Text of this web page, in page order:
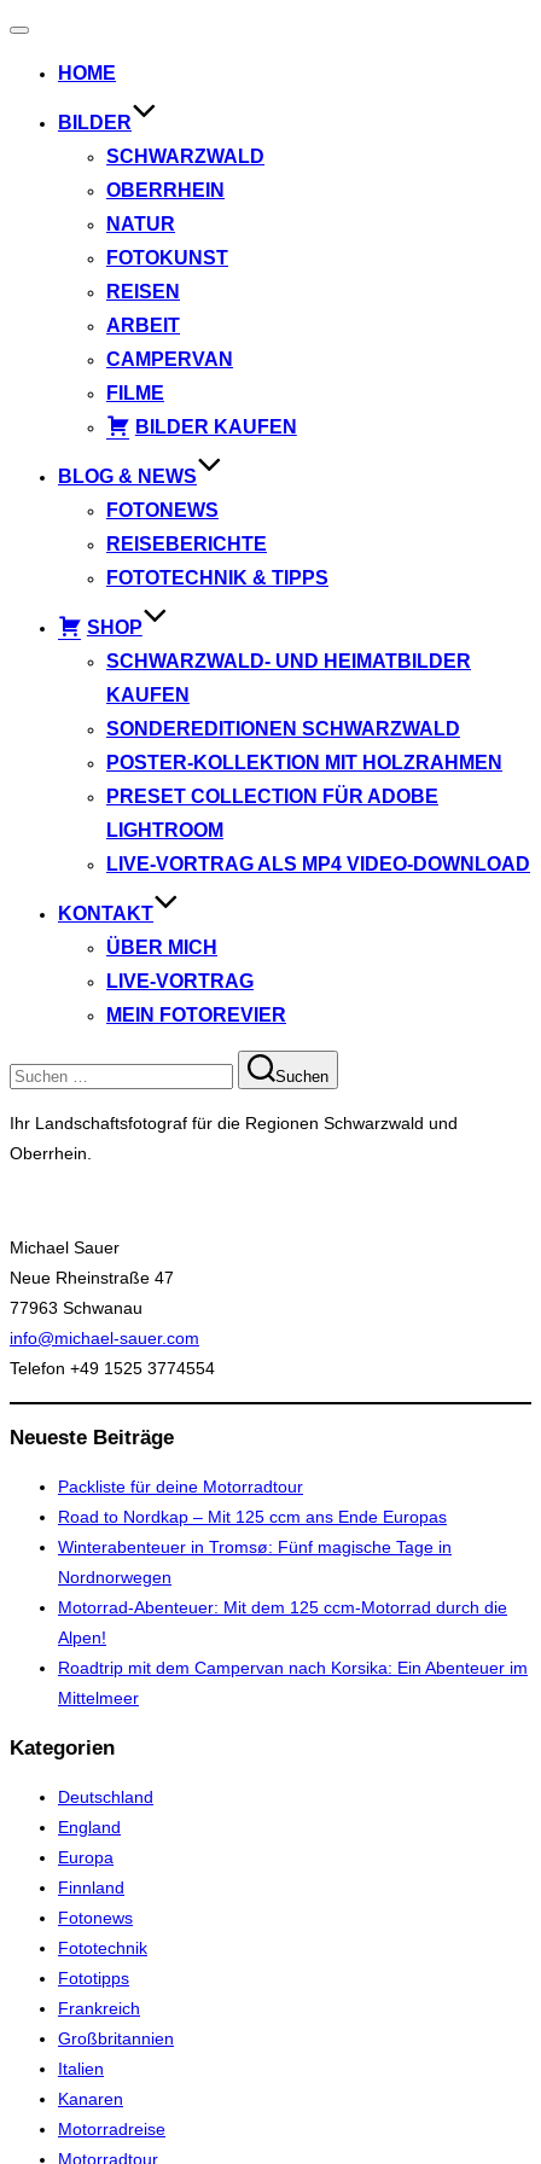
Navigation
HOME
BILDER
SCHWARZWALD
OBERRHEIN
NATUR
FOTOKUNST
REISEN
ARBEIT
CAMPERVAN
FILME
BILDER KAUFEN
BLOG & NEWS
FOTONEWS
REISEBERICHTE
FOTOTECHNIK & TIPPS
SHOP
SCHWARZWALD- UND HEIMATBILDER
KAUFEN
SONDEREDITIONEN SCHWARZWALD
POSTER-KOLLEKTION MIT HOLZRAHMEN
PRESET COLLECTION FÜR ADOBE
LIGHTROOM
LIVE-VORTRAG ALS MP4 VIDEO-DOWNLOAD
KONTAKT
ÜBER MICH
LIVE-VORTRAG
MEIN FOTOREVIER
Suchen
nach:
Suchen
Ihr Landschaftsfotograf für die Regionen Schwarzwald und
Oberrhein.
Michael Sauer
Neue Rheinstraße 47
77963 Schwanau
info@michael-sauer.com
Telefon +49 1525 3774554
Neueste Beiträge
Packliste für deine Motorradtour
Road to Nordkap – Mit 125 ccm ans Ende Europas
Winterabenteuer in Tromsø: Fünf magische Tage in
Nordnorwegen
Motorrad-Abenteuer: Mit dem 125 ccm-Motorrad durch die
Alpen!
Roadtrip mit dem Campervan nach Korsika: Ein Abenteuer im
Mittelmeer
Kategorien
Deutschland
England
Europa
Finnland
Fotonews
Fototechnik
Fototipps
Frankreich
Großbritannien
Italien
Kanaren
Motorradreise
Motorradtour